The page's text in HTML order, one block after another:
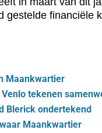
gestelde financiële
Maankwartier
tekenen
Blerick ondertekend
Maankwartier